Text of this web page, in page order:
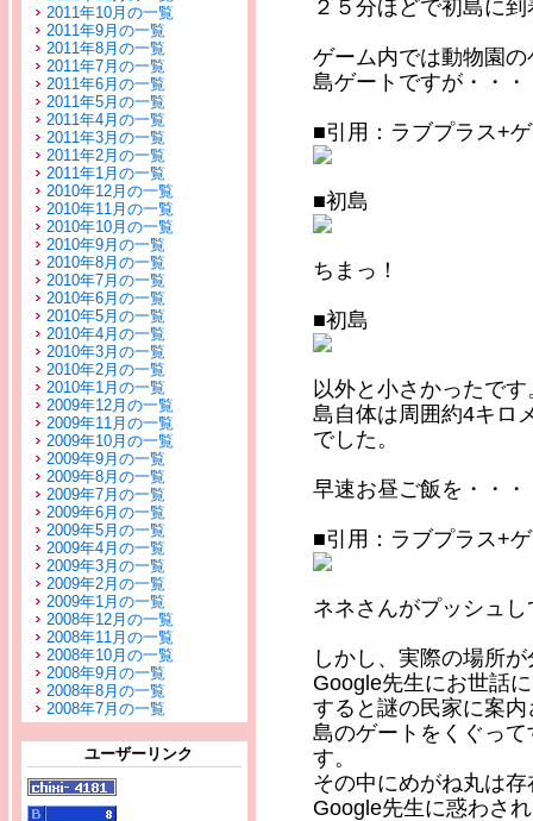
2011年10月の一覧
2011年9月の一覧
2011年8月の一覧
2011年7月の一覧
2011年6月の一覧
2011年5月の一覧
2011年4月の一覧
2011年3月の一覧
2011年2月の一覧
2011年1月の一覧
2010年12月の一覧
2010年11月の一覧
2010年10月の一覧
2010年9月の一覧
2010年8月の一覧
2010年7月の一覧
2010年6月の一覧
2010年5月の一覧
2010年4月の一覧
2010年3月の一覧
2010年2月の一覧
2010年1月の一覧
2009年12月の一覧
2009年11月の一覧
2009年10月の一覧
2009年9月の一覧
2009年8月の一覧
2009年7月の一覧
2009年6月の一覧
2009年5月の一覧
2009年4月の一覧
2009年3月の一覧
2009年2月の一覧
2009年1月の一覧
2008年12月の一覧
2008年11月の一覧
2008年10月の一覧
2008年9月の一覧
2008年8月の一覧
2008年7月の一覧
ユーザーリンク
２５分ほどで初島に到
ゲーム内では動物園
島ゲートですが・・・
■引用：ラブプラス+
■初島
ちまっ！
■初島
以外と小さかったです
島自体は周囲約4キロ
でした。
早速お昼ご飯を・・・
■引用：ラブプラス+
ネネさんがプッシュ
しかし、実際の場所
Google先生にお世話
すると謎の民家に案
島のゲートをくぐっ
す。
その中にめがね丸は
Google先生に惑わさ